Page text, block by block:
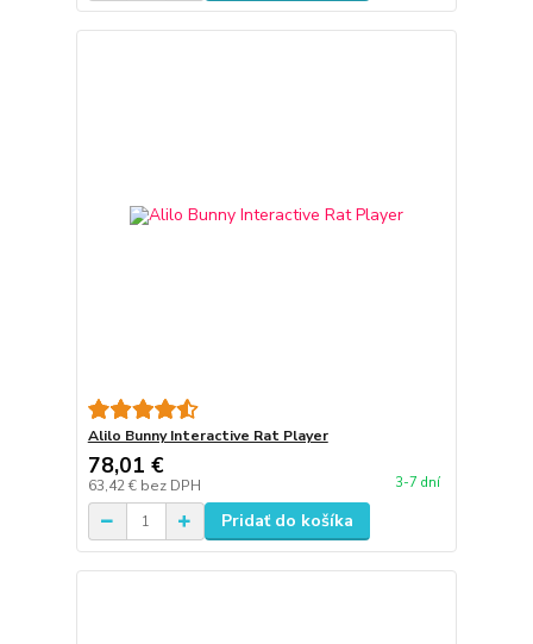
Alilo Bunny Interactive Rat Player
78,01 €
63,42 € bez DPH 3-7 dní
Pridať do košíka